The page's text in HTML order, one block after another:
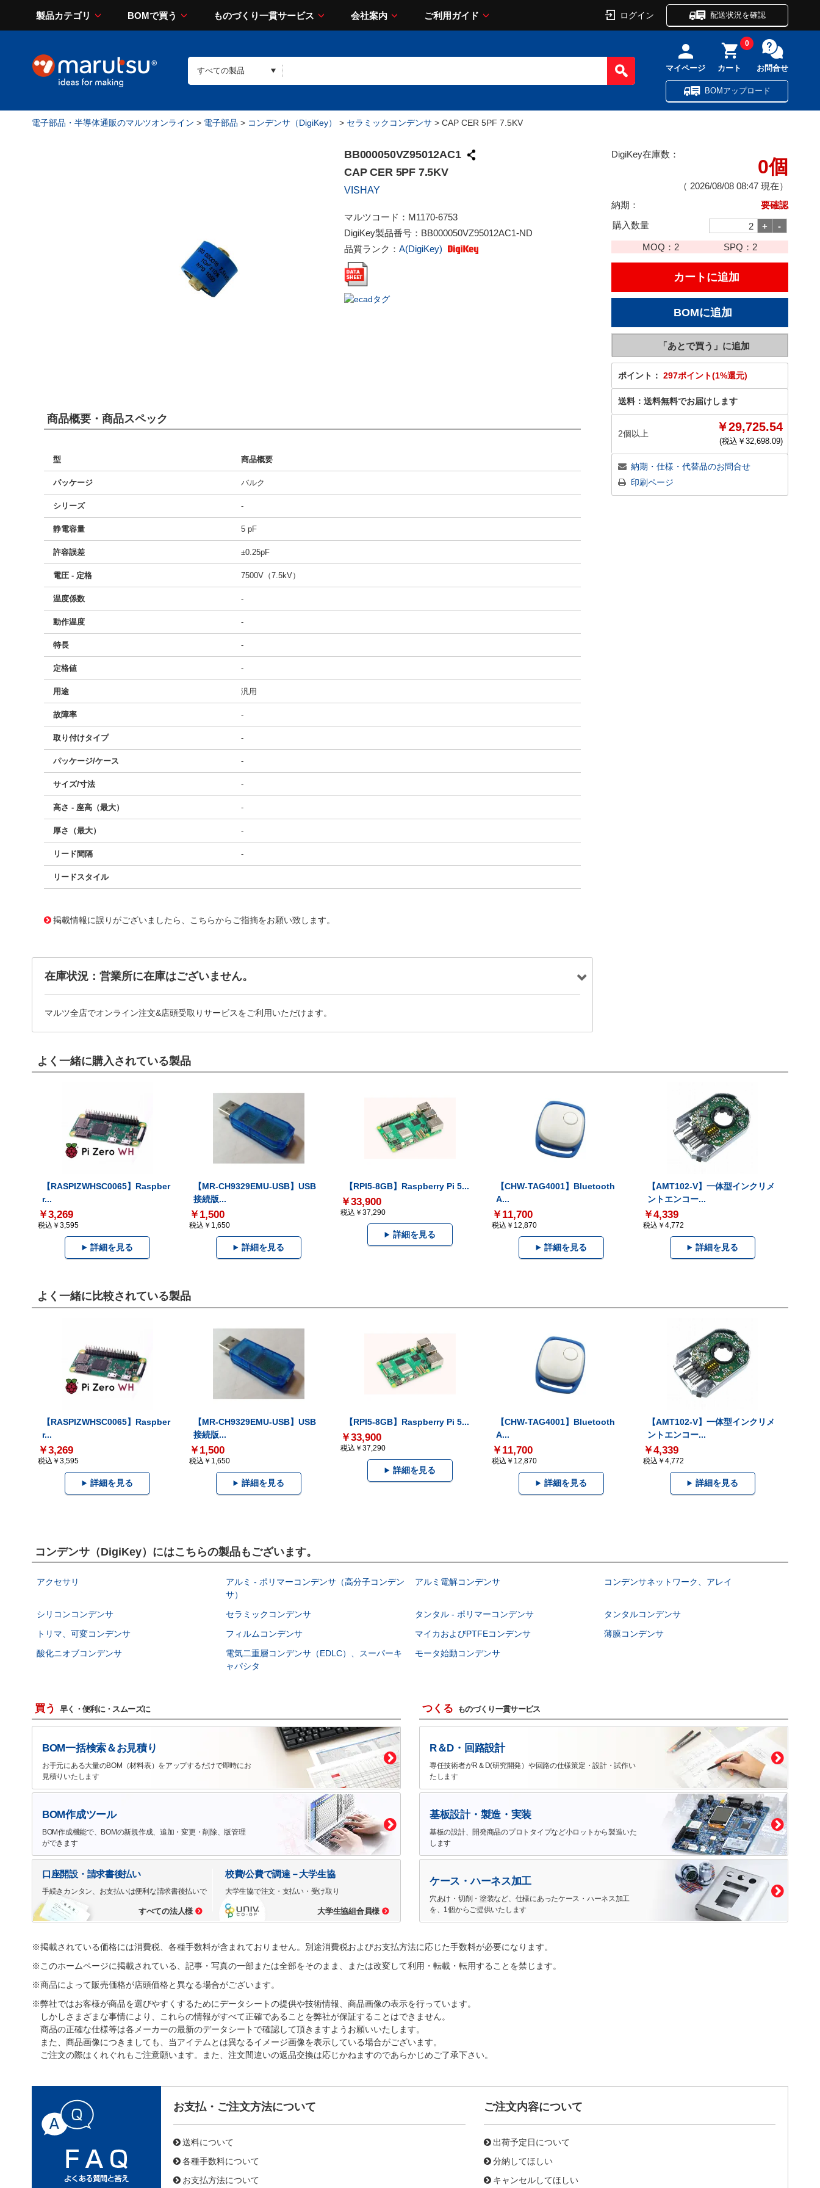
製品カテゴリ BOMで買う ものづくり一貫サービス 会社案内 ご利用ガイド ログイン 配送状況を確認
マイページ カート
0
お問合せ
BOMアップロード
電子部品・半導体通販のマルツオンライン > 電子部品 > コンデンサ（DigiKey） > セラミックコンデンサ > CAP CER 5PF 7.5KV
BB000050VZ95012AC1
CAP CER 5PF 7.5KV
VISHAY
マルツコード： M1170-6753
DigiKey製品番号： BB000050VZ95012AC1-ND
品質ランク： A(DigiKey)
DigiKey在庫数：
0個
（ 2026/08/08 08:47 現在）
納期：
要確認
購入数量
MOQ： 2 SPQ： 2
ポイント： 297ポイント(1%還元)
送料： 送料無料でお届けします
2個以上 ￥29,725.54
(税込￥ 32,698.09)
納期・仕様・代替品のお問合せ
印刷ページ
商品概要・商品スペック
型 商品概要
パッケージ バルク
シリーズ -
静電容量 5 pF
許容誤差 ±0.25pF
電圧 - 定格 7500V（7.5kV）
温度係数 -
動作温度 -
特長 -
定格値 -
用途 汎用
故障率 -
取り付けタイプ -
パッケージ/ケース -
サイズ/寸法 -
高さ - 座高（最大） -
厚さ（最大） -
リード間隔 -
リードスタイル
掲載情報に誤りがございましたら、こちらからご指摘をお願い致します。
在庫状況：営業所に在庫はございません。
マルツ全店でオンライン注文&店頭受取りサービスをご利用いただけます。
よく一緒に購入されている製品
【RASPIZWHSC0065】Raspber
r...
￥3,269
税込￥3,595
詳細を見る
【MR-CH9329EMU-USB】USB
接続版...
￥1,500
税込￥1,650
詳細を見る
【RPI5-8GB】Raspberry Pi 5...
￥33,900
税込￥37,290
詳細を見る
【CHW-TAG4001】Bluetooth
A...
￥11,700
税込￥12,870
詳細を見る
【AMT102-V】一体型インクリメ
ントエンコー...
￥4,339
税込￥4,772
詳細を見る
よく一緒に比較されている製品
【RASPIZWHSC0065】Raspber
r...
￥3,269
税込￥3,595
詳細を見る
【MR-CH9329EMU-USB】USB
接続版...
￥1,500
税込￥1,650
詳細を見る
【RPI5-8GB】Raspberry Pi 5...
￥33,900
税込￥37,290
詳細を見る
【CHW-TAG4001】Bluetooth
A...
￥11,700
税込￥12,870
詳細を見る
【AMT102-V】一体型インクリメ
ントエンコー...
￥4,339
税込￥4,772
詳細を見る
コンデンサ（DigiKey）にはこちらの製品もございます。
アクセサリ
アルミ - ポリマーコンデンサ（高分子コンデン
サ）
アルミ電解コンデンサ コンデンサネットワーク、アレイ
シリコンコンデンサ セラミックコンデンサ タンタル - ポリマーコンデンサ
タンタルコンデンサ
トリマ、可変コンデンサ
フィルムコンデンサ マイカおよびPTFEコンデンサ
薄膜コンデンサ
酸化ニオブコンデンサ
電気二重層コンデンサ（EDLC）、スーパーキ
ャパシタ
モータ始動コンデンサ
買う 早く・便利に・スムーズに
BOM一括検索＆お見積り
お手元にある大量のBOM（材料表）をアップするだけで即時にお
見積りいたします
BOM作成ツール
BOM作成機能で、BOMの新規作成、追加・変更・削除、版管理
ができます
口座開設・請求書後払い
手続きカンタン、お支払いは便利な請求書後払いで
すべての法人様
校費/公費で調達－大学生協
大学生協で注文・支払い・受け取り
大学生協組合員様
つくる ものづくり一貫サービス
R＆D・回路設計
専任技術者がR＆D(研究開発）や回路の仕様策定・設計・試作い
たします
基板設計・製造・実装
基板の設計、開発商品のプロトタイプなど小ロットから製造いた
します
ケース・ハーネス加工
穴あけ・切削・塗装など、仕様にあったケース・ハーネス加工
を、1個からご提供いたします
※掲載されている価格には消費税、各種手数料が含まれておりません。別途消費税およびお支払方法に応じた手数料が必要になります。
※このホームページに掲載されている、記事・写真の一部または全部をそのまま、または改変して利用・転載・転用することを禁じます。
※商品によって販売価格が店頭価格と異なる場合がございます。
※弊社ではお客様が商品を選びやすくするためにデータシートの提供や技術情報、商品画像の表示を行っています。
しかしさまざまな事情により、これらの情報がすべて正確であることを弊社が保証することはできません。
商品の正確な仕様等は各メーカーの最新のデータシートで確認して頂きますようお願いいたします。
また、商品画像につきましても、当アイテムとは異なるイメージ画像を表示している場合がございます。
ご注文の際はくれぐれもご注意願います。また、注文間違いの返品交換は応じかねますのであらかじめご了承下さい。
お支払・ご注文方法について
送料について
各種手数料について
お支払方法について
ご注文内容について
出荷予定日について
分納してほしい
キャンセルしてほしい